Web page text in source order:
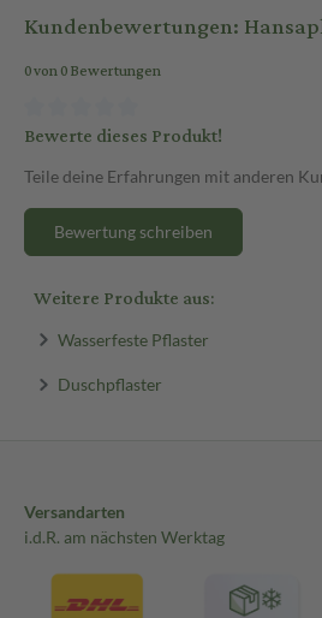
Kundenbewertungen:
0 von 0 Bewertungen
Bewerte dieses Produkt!
Teile deine Erfahrungen mit anderen
Bewertung schreiben
Weitere Produkte aus:
Wasserfeste Pflaster
Duschpflaster
Versandarten
i.d.R. am nächsten Werktag